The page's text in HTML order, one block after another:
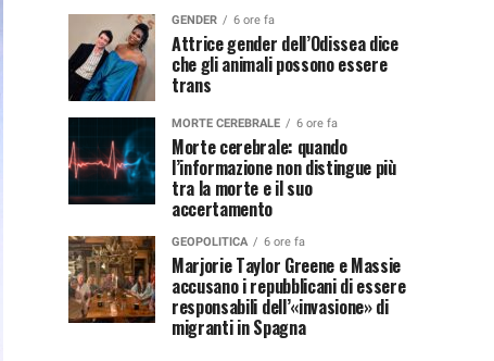
GENDER 6 ore fa
Attrice gender dell’Odissea dice
che gli animali possono essere
trans
MORTE CEREBRALE 6 ore fa
Morte cerebrale: quando
l’informazione non distingue più
tra la morte e il suo
accertamento
GEOPOLITICA 6 ore fa
Marjorie Taylor Greene e Massie
accusano i repubblicani di essere
responsabili dell’«invasione» di
migranti in Spagna